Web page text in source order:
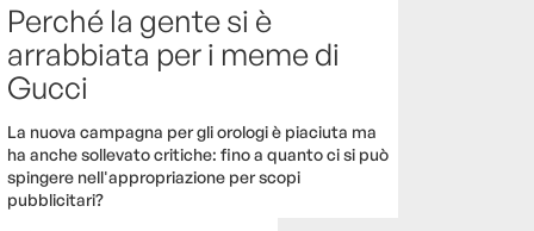
Perché la gente si è
arrabbiata per i meme di
Gucci
La nuova campagna per gli orologi è piaciuta ma
ha anche sollevato critiche: fino a quanto ci si può
spingere nell'appropriazione per scopi
pubblicitari?